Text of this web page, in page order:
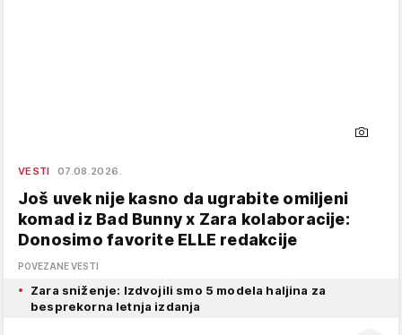
VESTI 07.08.2026.
Još uvek nije kasno da ugrabite omiljeni
komad iz Bad Bunny x Zara kolaboracije:
Donosimo favorite ELLE redakcije
POVEZANE VESTI
Zara sniženje: Izdvojili smo 5 modela haljina za
besprekorna letnja izdanja